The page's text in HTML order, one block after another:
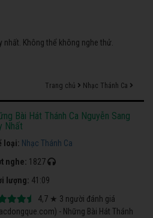
nhất. Không thể không nghe thử.
Trang chủ Nhạc Thánh Ca
Bài Hát Thánh Ca Nguyễn Sang
Nhất
loại: Nhạc Thánh Ca
nghe: 1827
lượng: 41:09
4,7 ★ 3 người đánh giá
- Những Bài Hát Thánh